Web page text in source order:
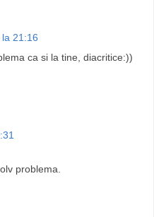
21:16
ca si la tine, diacritice:))
problema.